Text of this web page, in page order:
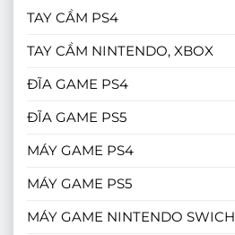
TAY CẦM PS4
TAY CẦM NINTENDO, XBOX
ĐĨA GAME PS4
ĐĨA GAME PS5
MÁY GAME PS4
MÁY GAME PS5
MÁY GAME NINTENDO SWICH